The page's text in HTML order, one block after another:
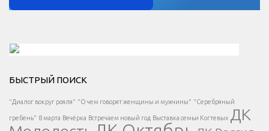
Есть вопрос?
БЫСТРЫЙ ПОИСК
"Диалог вокруг рояля" "О чем говорят женщины и мужчины" "Серебряный
гребень" 8 марта Вечёрка Встречаем новый год Выставка семьи Когтевых ДК